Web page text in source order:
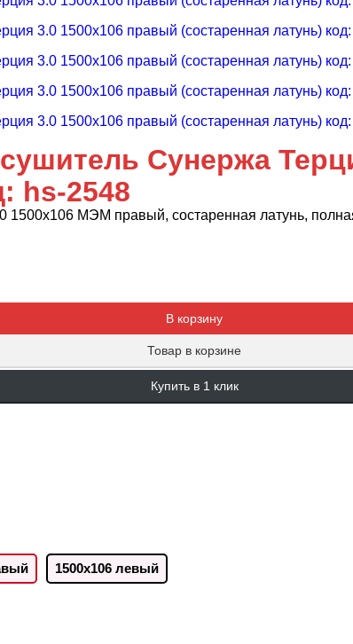
Сунержа
hs-2548
1500х106 МЭМ правый, состаренная латунь,
В корзину
Товар в корзине
Купить в 1 клик
1500х106 левый